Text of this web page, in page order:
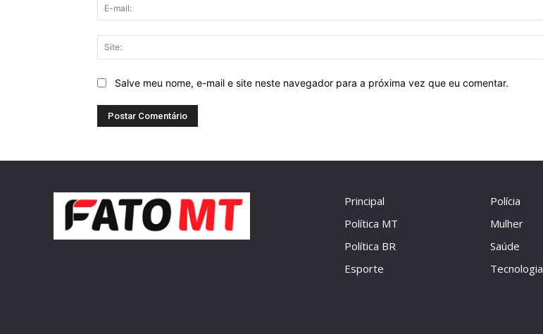
Salve meu nome, e-mail e site neste navegador para a próxima vez que eu comentar.
Principal
Política MT
Política BR
Esporte
Polícia
Mulher
Saúde
Tecnologia